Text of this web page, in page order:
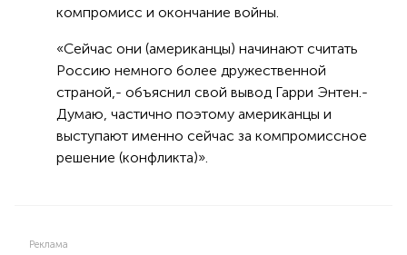
компромисс и окончание войны.
«Сейчас они (американцы) начинают считать
Россию немного более дружественной
страной,- объяснил свой вывод Гарри Энтен.-
Думаю, частично поэтому американцы и
выступают именно сейчас за компромиссное
решение (конфликта)».
Реклама